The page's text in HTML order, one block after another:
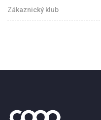
Zákaznický klub